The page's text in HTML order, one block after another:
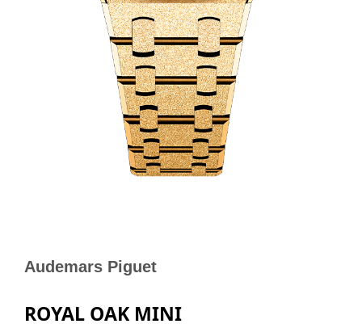
Audemars Piguet
ROYAL OAK MINI